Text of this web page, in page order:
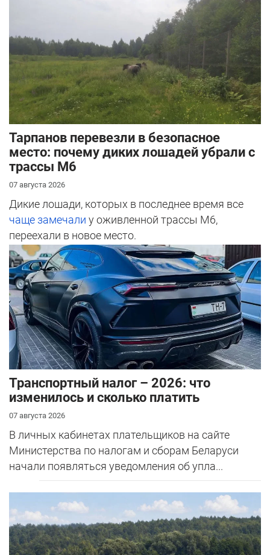
Тарпанов перевезли в безопасное
место: почему диких лошадей убрали с
трассы М6
07 августа 2026
Дикие лошади, которых в последнее время все
чаще замечали у оживленной трассы М6,
переехали в новое место.
Транспортный налог – 2026: что
изменилось и сколько платить
07 августа 2026
В личных кабинетах плательщиков на сайте
Министерства по налогам и сборам Беларуси
начали появляться уведомления об упла...